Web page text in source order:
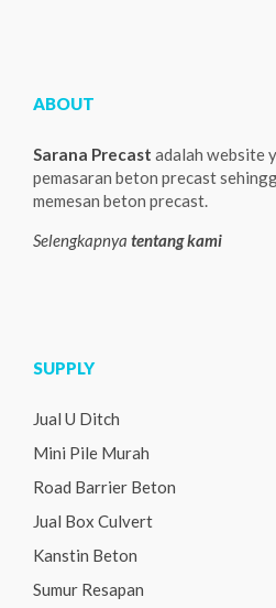
ABOUT
Sarana Precast adalah website
pemasaran beton precast
memesan beton precast.
Selengkapnya tentang kami
SUPPLY
Jual U Ditch
Mini Pile Murah
Road Barrier Beton
Jual Box Culvert
Kanstin Beton
Sumur Resapan